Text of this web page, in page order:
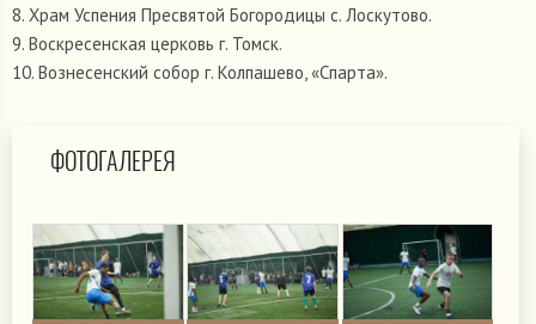
8. Храм Успения Пресвятой Богородицы с. Лоскутово.
9. Воскресенская церковь г. Томск.
10. Вознесенский собор г. Колпашево, «Спарта».
ФОТОГАЛЕРЕЯ